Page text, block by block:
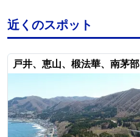
近くのスポット
戸井、恵山、椴法華、南茅部